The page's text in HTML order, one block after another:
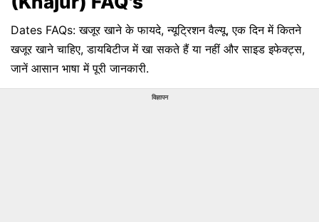
Dates FAQs: खजूर खाने के फायदे, न्यूट्रिशन वैल्यू, एक दिन में कितने
खजूर खाने चाहिए, डायबिटीज में खा सकते हैं या नहीं और साइड इफेक्ट्स,
जानें आसान भाषा में पूरी जानकारी.
विज्ञापन